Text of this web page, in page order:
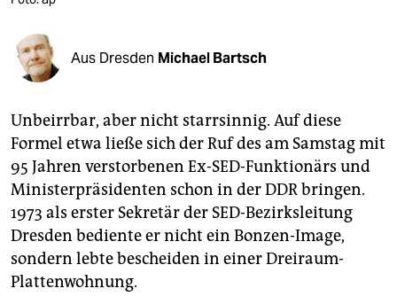
fragen & hilfe
abo
genossenschaft
epaper login
Aus Dresden Michael Bartsch
Unbeirrbar, aber nicht starrsinnig. Auf diese
Formel etwa ließe sich der Ruf des am Samstag mit
95 Jahren verstorbenen Ex-SED-Funktionärs und
Ministerpräsidenten schon in der DDR bringen.
1973 als erster Sekretär der SED-Bezirksleitung
Dresden bediente er nicht ein Bonzen-Image,
sondern lebte bescheiden in einer Dreiraum-
Plattenwohnung.